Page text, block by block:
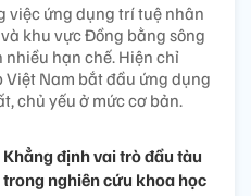
việc ứng dụng trí tuệ nhân
khu vực Đồng bằng sông
hạn chế. Hiện chỉ
Nam bắt đầu ứng dụng
chủ yếu ở mức cơ bản.
Khẳng định vai trò đầu tàu
trong nghiên cứu khoa học